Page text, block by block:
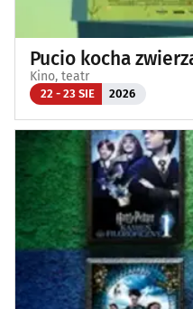
Pucio kocha
Kino, teatr
22 - 23 SIE 2026